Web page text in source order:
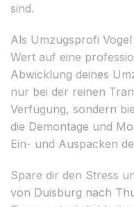
sind.
Als Umzugsprofi
Wert auf eine
Abwicklung deines
nur bei der reinen
Verfügung, sondern
die Demontage und
Ein- und Auspacken
Spare dir den Stress
von Duisburg nach